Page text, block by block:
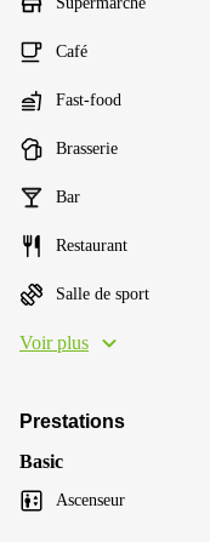
Café
Fast-food
Brasserie
Bar
Restaurant
Salle de sport
Voir plus
Prestations
Basic
Ascenseur